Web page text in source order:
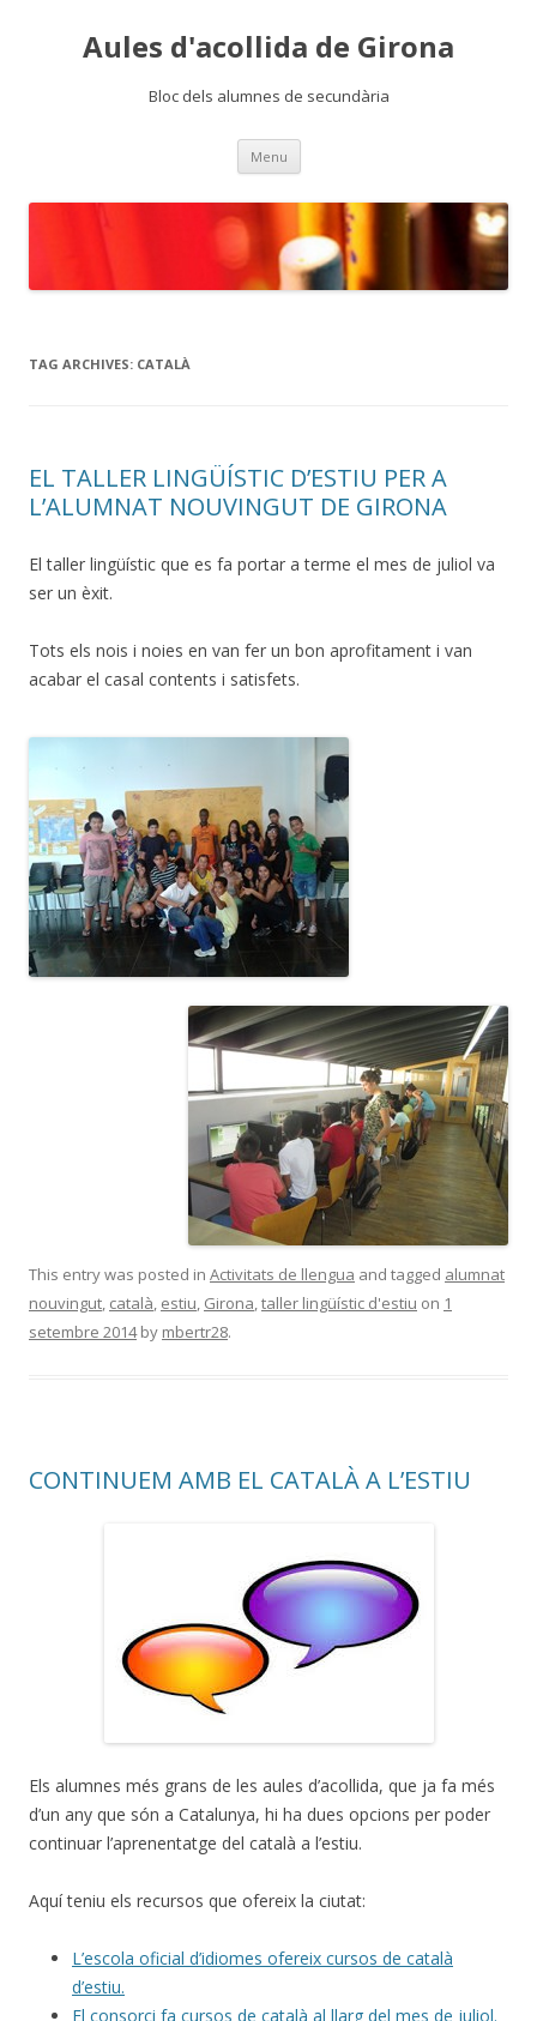
Aules d'acollida de Girona
Bloc dels alumnes de secundària
Menu Skip
content
TAG ARCHIVES: CATALÀ
EL TALLER LINGÜÍSTIC D’ESTIU PER A
L’ALUMNAT NOUVINGUT DE GIRONA
El taller lingüístic que es fa portar a terme el mes de juliol va
ser un èxit.
Tots els nois i noies en van fer un bon aprofitament i van
acabar el casal contents i satisfets.
This entry was posted in Activitats de llengua and tagged alumnat
nouvingut, català, estiu, Girona,taller lingüístic d'estiu on 1
setembre 2014by mbertr28.
CONTINUEM AMB EL CATALÀ A L’ESTIU
Els alumnes més grans de les aules d’acollida, que ja fa més
d’un any que són a Catalunya, hi ha dues opcions per poder
continuar l’aprenentatge del català a l’estiu.
Aquí teniu els recursos que ofereix la ciutat:
L’escola oficial d’idiomes ofereix cursos de català
d’estiu.
El consorci fa cursos de català al llarg del mes de juliol.